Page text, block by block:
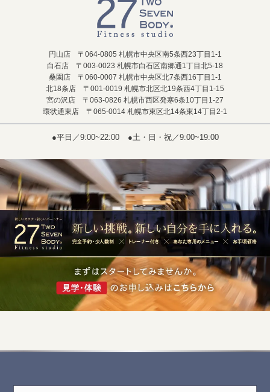
円山店 〒064-0805 札幌市中央区南5条西23丁目1-1
白石店 〒003-0023 札幌市白石区南郷通1丁目北5-18
桑園店 〒060-0007 札幌市中央区北7条西16丁目1-1
北18条店 〒001-0019 札幌市北区北19条西4丁目1-15
宮の沢店 〒063-0826 札幌市西区発寒6条10丁目1-27
環状通東店 〒065-0014 札幌市東区北14条東14丁目2-1
●平日／9:00~22:00 ●土・日・祝／9:00~19:00